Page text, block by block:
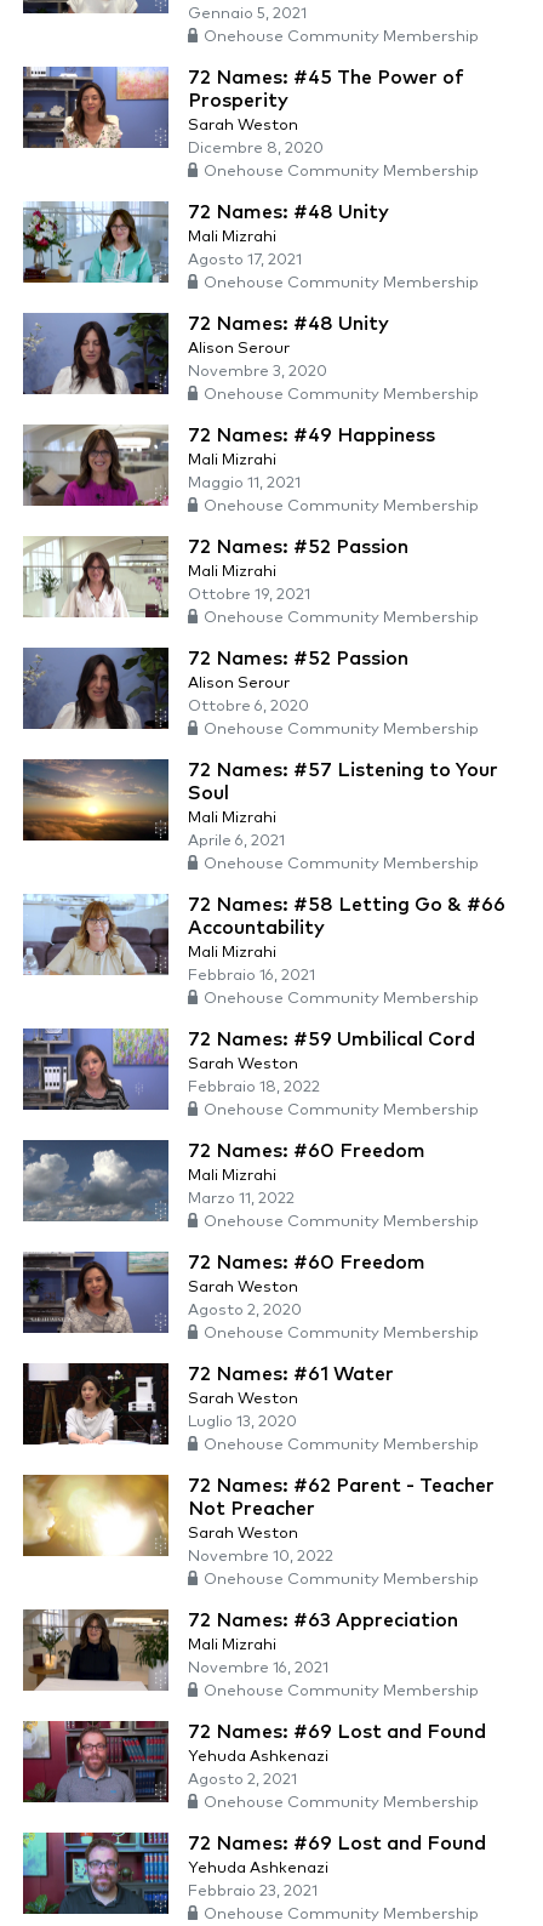
Gennaio 5, 2021
Onehouse Community Membership
72 Names: #45 The Power of
Prosperity
Sarah Weston
Dicembre 8, 2020
Onehouse Community Membership
72 Names: #48 Unity
Mali Mizrahi
Agosto 17, 2021
Onehouse Community Membership
72 Names: #48 Unity
Alison Serour
Novembre 3, 2020
Onehouse Community Membership
72 Names: #49 Happiness
Mali Mizrahi
Maggio 11, 2021
Onehouse Community Membership
72 Names: #52 Passion
Mali Mizrahi
Ottobre 19, 2021
Onehouse Community Membership
72 Names: #52 Passion
Alison Serour
Ottobre 6, 2020
Onehouse Community Membership
72 Names: #57 Listening to Your
Soul
Mali Mizrahi
Aprile 6, 2021
Onehouse Community Membership
72 Names: #58 Letting Go & #66
Accountability
Mali Mizrahi
Febbraio 16, 2021
Onehouse Community Membership
72 Names: #59 Umbilical Cord
Sarah Weston
Febbraio 18, 2022
Onehouse Community Membership
72 Names: #60 Freedom
Mali Mizrahi
Marzo 11, 2022
Onehouse Community Membership
72 Names: #60 Freedom
Sarah Weston
Agosto 2, 2020
Onehouse Community Membership
72 Names: #61 Water
Sarah Weston
Luglio 13, 2020
Onehouse Community Membership
72 Names: #62 Parent - Teacher
Not Preacher
Sarah Weston
Novembre 10, 2022
Onehouse Community Membership
72 Names: #63 Appreciation
Mali Mizrahi
Novembre 16, 2021
Onehouse Community Membership
72 Names: #69 Lost and Found
Yehuda Ashkenazi
Agosto 2, 2021
Onehouse Community Membership
72 Names: #69 Lost and Found
Yehuda Ashkenazi
Febbraio 23, 2021
Onehouse Community Membership